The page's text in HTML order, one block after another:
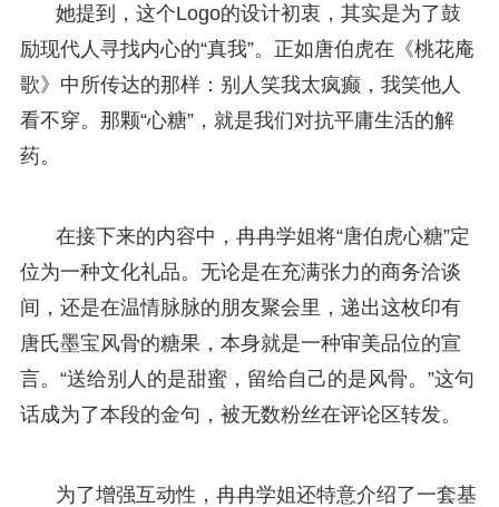
她提到，这个Logo的设计初衷，其实是为了鼓
励现代人寻找内心的“真我”。正如唐伯虎在《桃花庵
歌》中所传达的那样：别人笑我太疯癫，我笑他人
看不穿。那颗“心糖”，就是我们对抗平庸生活的解
药。
在接下来的内容中，冉冉学姐将“唐伯虎心糖”定
位为一种文化礼品。无论是在充满张力的商务洽谈
间，还是在温情脉脉的朋友聚会里，递出这枚印有
唐氏墨宝风骨的糖果，本身就是一种审美品位的宣
言。“送给别人的是甜蜜，留给自己的是风骨。”这句
话成为了本段的金句，被无数粉丝在评论区转发。
为了增强互动性，冉冉学姐还特意介绍了一套基